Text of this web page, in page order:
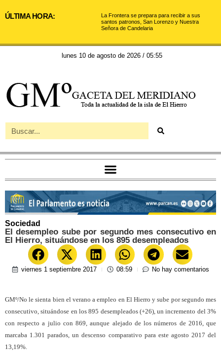
ÚLTIMA HORA:
La Frontera se prepara para recibir a sus
santos patronos, San Lorenzo y Nuestra
Señora de Candelaria
lunes 10 de agosto de 2026 / 05:55
Sociedad
El desempleo sube por segundo mes consecutivo en
El Hierro, situándose en los 895 desempleados
viernes 1 septiembre 2017 08:59 No hay comentarios
GMº/No le sienta bien el verano a empleo en El Hierro y sube por segundo mes
consecutivo, situándose en los 895 desempleados (+26), un incremento del 3%
con respecto a julio con 869, aunque alejado de los números de 2016, que
marcaba 1.301 parados, un descenso comparativo para este agosto 2017 del
13,19%.